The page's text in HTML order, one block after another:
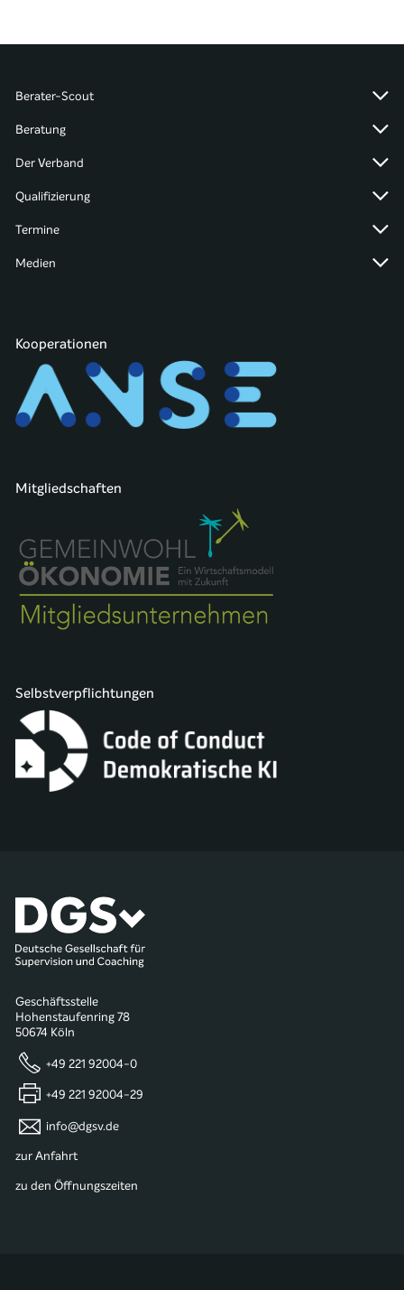
Berater-Scout
Beratung
Der Verband
Qualifizierung
Termine
Medien
Kooperationen
Mitgliedschaften
Selbstverpflichtungen
Geschäftsstelle
Hohenstaufenring 78
50674 Köln
+49 221 92004-0
+49 221 92004-29
info@dgsv.de
zur Anfahrt
zu den Öffnungszeiten